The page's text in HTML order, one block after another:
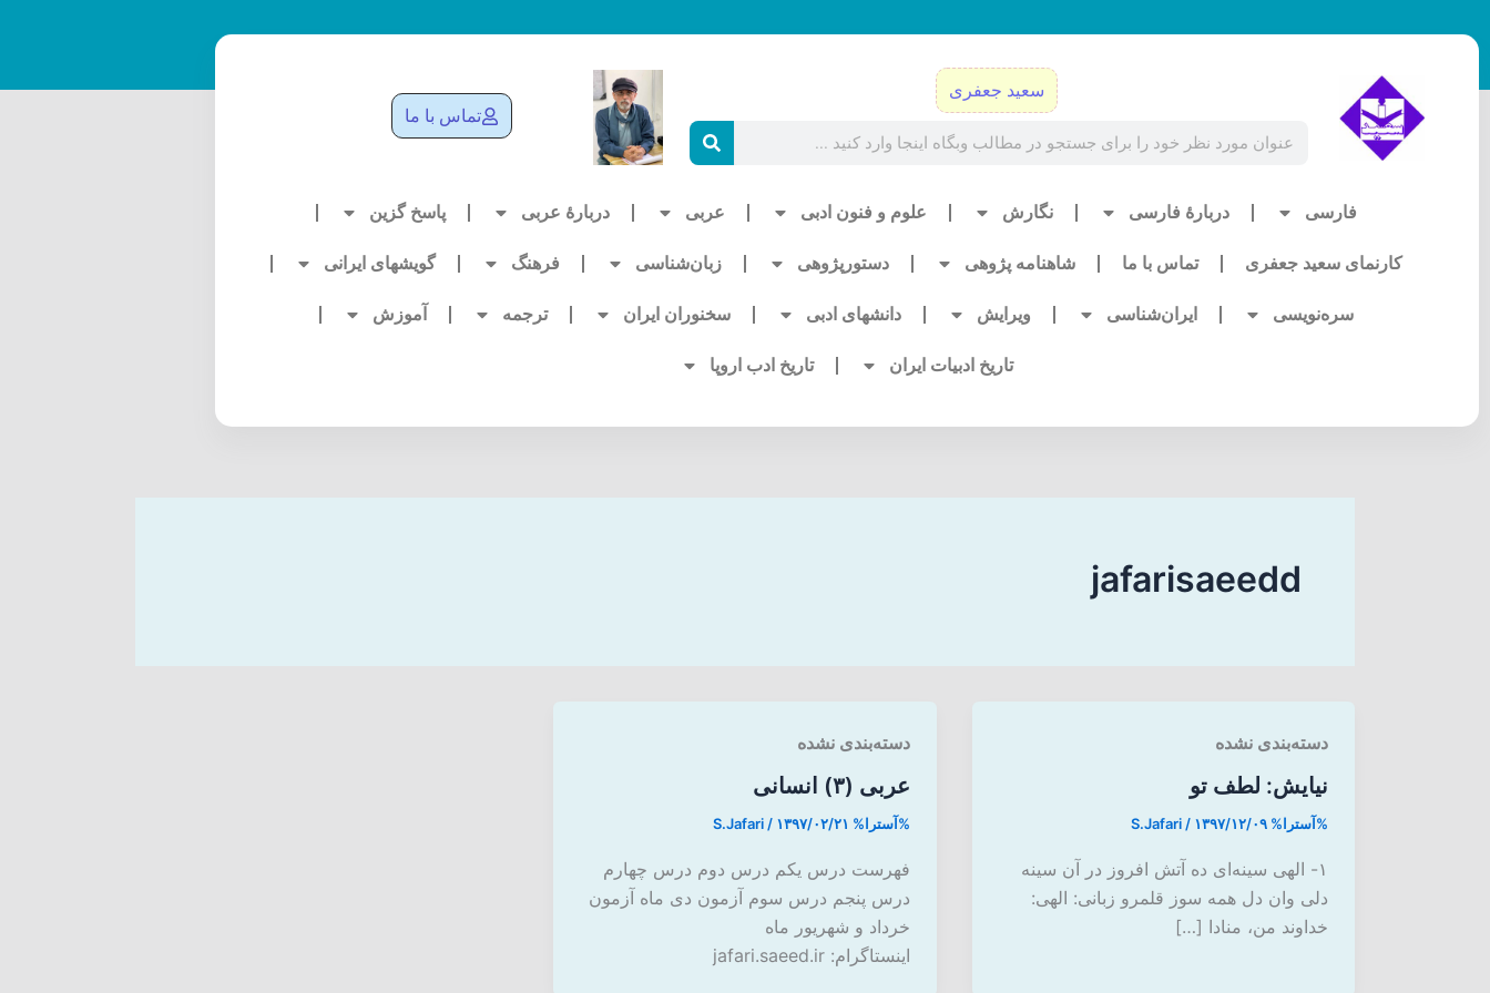
به
سعید جعفری
تماس با ما
فارسی دربارۀ فارسی نگارش علوم و فنون ادبی عربی دربارۀ عربی پاسخ گزین
کارنمای سعید جعفری تماس با ما شاهنامه پژوهی دستورپژوهی زبان‌شناسی فرهنگ گویشهای ایرانی
سره‌نویسی ایران‌شناسی ویرایش دانشهای ادبی سخنوران ایران ترجمه آموزش
تاریخ ادبیات ایران تاریخ ادب اروپا
jafarisaeedd
دسته‌بندی نشده
نیایش: لطف تو
%آسترا% S.Jafari / ۱۳۹۷/۱۲/۰۹
۱- الهی سینه‌ای ده آتش افروز در آن سینه
دلی وان دل همه سوز قلمرو زبانی: الهی:
خداوند من، منادا […]
دسته‌بندی نشده
عربی (۳) انسانی
%آسترا% S.Jafari / ۱۳۹۷/۰۲/۲۱
فهرست درس یکم درس دوم درس چهارم
درس پنجم درس سوم آزمون دی ماه آزمون
خرداد و شهریور ماه
اینستاگرام: jafari.saeed.ir